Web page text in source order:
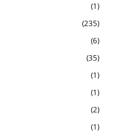
1
235
6
35
1
1
2
1